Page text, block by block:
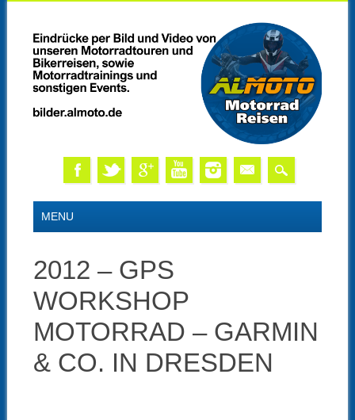
MAIN MENU
MENU
2012 – GPS
WORKSHOP
MOTORRAD – GARMIN
& CO. IN DRESDEN